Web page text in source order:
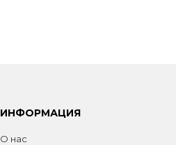
ИНФОРМАЦИЯ
О нас